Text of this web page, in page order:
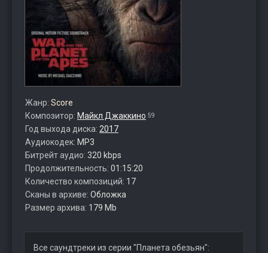
Жанр: Score
Композитор: Майкл Джаккино 59
Год выхода диска: 2017
Аудиокодек: MP3
Битрейт аудио: 320 kbps
Продолжительность: 01:15:20
Количество композиций: 17
Сканы в архиве: Обложка
Размер архива: 179 Mb
Все саундтреки из серии "Планета обезьян":